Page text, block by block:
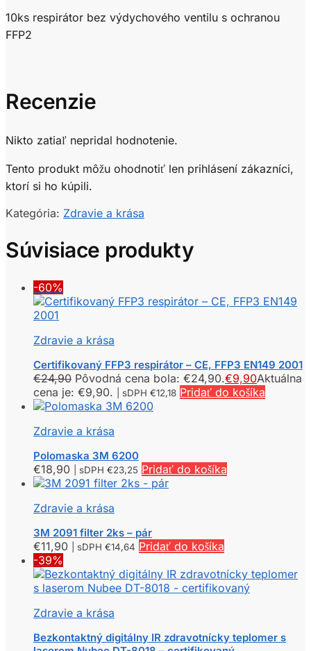
10ks respirátor bez výdychového ventilu s ochranou
FFP2
Recenzie
Nikto zatiaľ nepridal hodnotenie.
Tento produkt môžu ohodnotiť len prihlásení zákazníci,
ktorí si ho kúpili.
Kategória: Zdravie a krása
Súvisiace produkty
-60%
Zdravie a krása
Certifikovaný FFP3 respirátor – CE, FFP3 EN149 2001
€24,90 Pôvodná cena bola: €24,90.€9,90Aktuálna
cena je: €9,90.
| sDPH €12,18 Pridať do košíka
Zdravie a krása
Polomaska 3M 6200
€18,90 | sDPH €23,25 Pridať do košíka
Zdravie a krása
3M 2091 filter 2ks – pár
€11,90 | sDPH €14,64 Pridať do košíka
-39%
Zdravie a krása
Bezkontaktný digitálny IR zdravotnícky teplomer s